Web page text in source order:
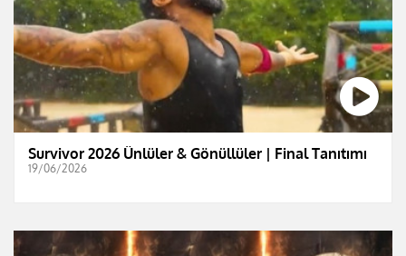
Survivor 2026 Ünlüler & Gönüllüler | Final Tanıtımı
19/06/2026